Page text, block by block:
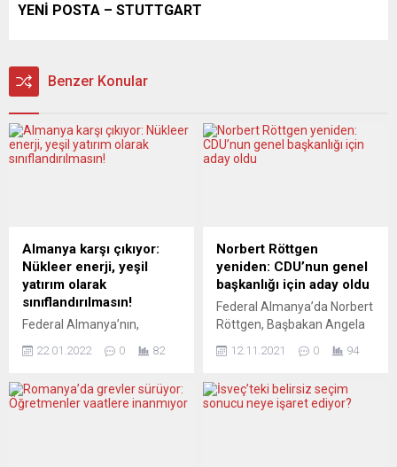
YENİ POSTA – STUTTGART
Benzer Konular
Almanya karşı çıkıyor:
Nükleer enerji, yeşil
yatırım olarak
sınıflandırılmasın!
Federal Almanya’nın,
Avrupa Birliği (AB)
Komisyonu’nun, nükleer
sınıflandırmak istemesine
olumsuz yanıt vereceği
22.01.2022 0 82
Norbert Röttgen
yeniden: CDU’nun genel
başkanlığı için aday oldu
Federal Almanya’da Norbert
Röttgen, Başbakan Angela
Merkel’in başbakanlığı
devretmeye hazırlandığı bu
Demokrat Birlik Partisi’nin
(CDU) genel başkanlığı için
12.11.2021 0 94